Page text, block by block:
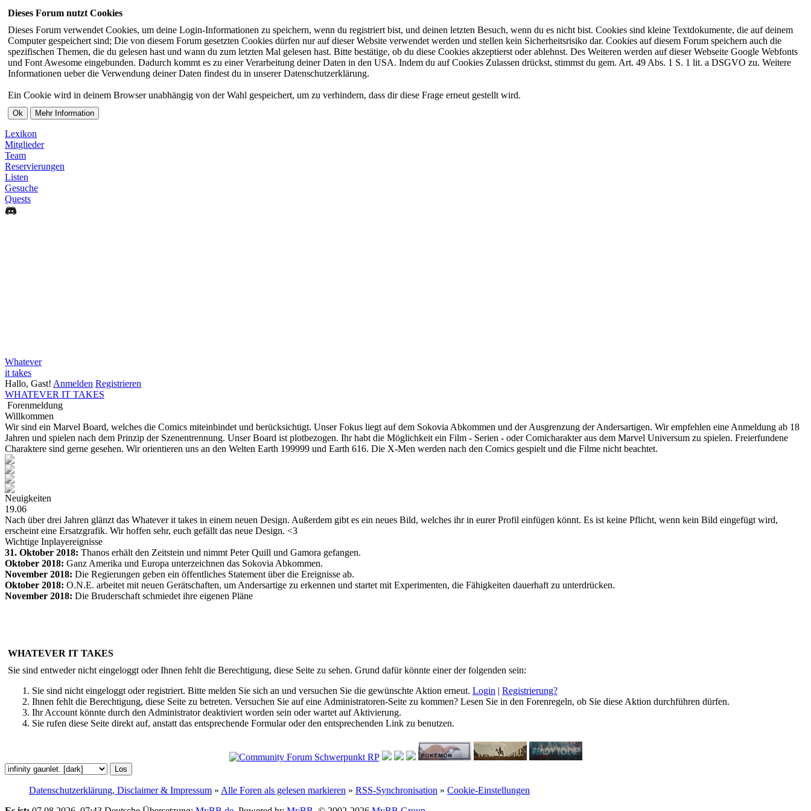
Dieses Forum nutzt Cookies
Dieses Forum verwendet Cookies, um deine Login-Informationen zu speichern, wenn du registriert bist, und deinen letzten Besuch, wenn du es nicht bist. Cookies sind kleine Textdokumente, die auf deinem
Computer gespeichert sind; Die von diesem Forum gesetzten Cookies dürfen nur auf dieser Website verwendet werden und stellen kein Sicherheitsrisiko dar. Cookies auf diesem Forum speichern auch die
spezifischen Themen, die du gelesen hast und wann du zum letzten Mal gelesen hast. Bitte bestätige, ob du diese Cookies akzeptierst oder ablehnst. Des Weiteren werden auf dieser Webseite Google Webfonts
und Font Awesome eingebunden. Dadurch kommt es zu einer Verarbeitung deiner Daten in den USA. Indem du auf Cookies Zulassen drückst, stimmst du gem. Art. 49 Abs. 1 S. 1 lit. a DSGVO zu. Weitere
Informationen ueber die Verwendung deiner Daten findest du in unserer Datenschutzerklärung.
Ein Cookie wird in deinem Browser unabhängig von der Wahl gespeichert, um zu verhindern, dass dir diese Frage erneut gestellt wird.
Lexikon
Mitglieder
Team
Reservierungen
Listen
Gesuche
Quests
Whatever
it takes
Hallo, Gast! Anmelden Registrieren
WHATEVER IT TAKES
Forenmeldung
Willkommen
Wir sind ein Marvel Board, welches die Comics miteinbindet und berücksichtigt. Unser Fokus liegt auf dem Sokovia Abkommen und der Ausgrenzung der Andersartigen. Wir empfehlen eine Anmeldung ab 18
Jahren und spielen nach dem Prinzip der Szenentrennung. Unser Board ist plotbezogen. Ihr habt die Möglichkeit ein Film - Serien - oder Comicharakter aus dem Marvel Universum zu spielen. Freierfundene
Charaktere sind gerne gesehen. Wir orientieren uns an den Welten Earth 199999 und Earth 616. Die X-Men werden nach den Comics gespielt und die Filme nicht beachtet.
Neuigkeiten
19.06
Nach über drei Jahren glänzt das Whatever it takes in einem neuen Design. Außerdem gibt es ein neues Bild, welches ihr in eurer Profil einfügen könnt. Es ist keine Pflicht, wenn kein Bild eingefügt wird,
erscheint eine Ersatzgrafik. Wir hoffen sehr, euch gefällt das neue Design. <3
Wichtige Inplayereignisse
31. Oktober 2018: Thanos erhält den Zeitstein und nimmt Peter Quill und Gamora gefangen.
Oktober 2018: Ganz Amerika und Europa unterzeichnen das Sokovia Abkommen.
November 2018: Die Regierungen geben ein öffentliches Statement über die Ereignisse ab.
Oktober 2018: O.N.E. arbeitet mit neuen Gerätschaften, um Andersartige zu erkennen und startet mit Experimenten, die Fähigkeiten dauerhaft zu unterdrücken.
November 2018: Die Bruderschaft schmiedet ihre eigenen Pläne
WHATEVER IT TAKES
Sie sind entweder nicht eingeloggt oder Ihnen fehlt die Berechtigung, diese Seite zu sehen. Grund dafür könnte einer der folgenden sein:
Sie sind nicht eingeloggt oder registriert. Bitte melden Sie sich an und versuchen Sie die gewünschte Aktion erneut. Login | Registrierung?
Ihnen fehlt die Berechtigung, diese Seite zu betreten. Versuchen Sie auf eine Administratoren-Seite zu kommen? Lesen Sie in den Forenregeln, ob Sie diese Aktion durchführen dürfen.
Ihr Account könnte durch den Administrator deaktiviert worden sein oder wartet auf Aktivierung.
Sie rufen diese Seite direkt auf, anstatt das entsprechende Formular oder den entsprechenden Link zu benutzen.
Datenschutzerklärung, Disclaimer & Impressum » Alle Foren als gelesen markieren » RSS-Synchronisation » Cookie-Einstellungen